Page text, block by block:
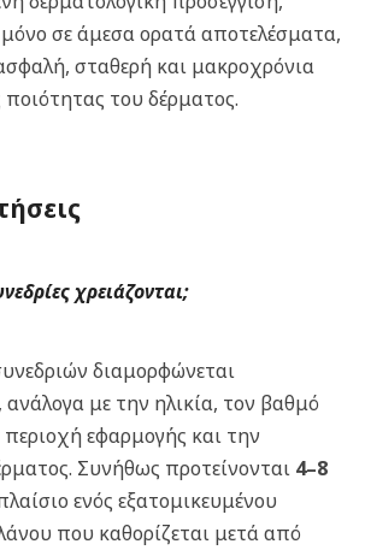
σε άμεσα ορατά αποτελέσματα,
σταθερή και μακροχρόνια
του δέρματος.
χρειάζονται;
διαμορφώνεται
ανάλογα με την ηλικία, τον βαθμό
εφαρμογής και την
Συνήθως προτείνονται 4–8
ενός εξατομικευμένου
που καθορίζεται μετά από